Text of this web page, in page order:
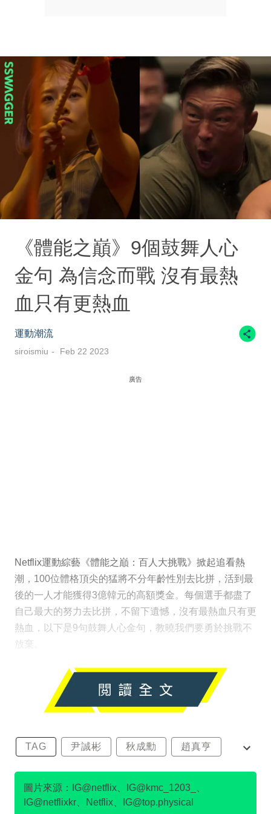
《體能之巔》9個鼓舞人心
金句 為信念而戰 沒有最熱
血只有更熱血
運動潮流
siroismiu Feb 22 2023
廣告
Netflix運動綜藝《體能之巔：百人大挑戰》掀起追看熱
潮，100位體格頂尖的猛將不分年齡性別去比拼，活到最
後的一人才能獲得3億韓元的高額獎金。每個選手都盡了
自己最大的努力去比拼，不留下遺憾，沒有最熱血只有更
熱血，以下是9句鼓舞人心金句，教曉我們要勇於挑戰不
放棄。
TAG 尹誠彬 秋成勳 趙真亨
金民澈
圖片來源：IG@netflix、IG@kmc_1203_、
IG@netflixkr、Netflix、IG@top.physical